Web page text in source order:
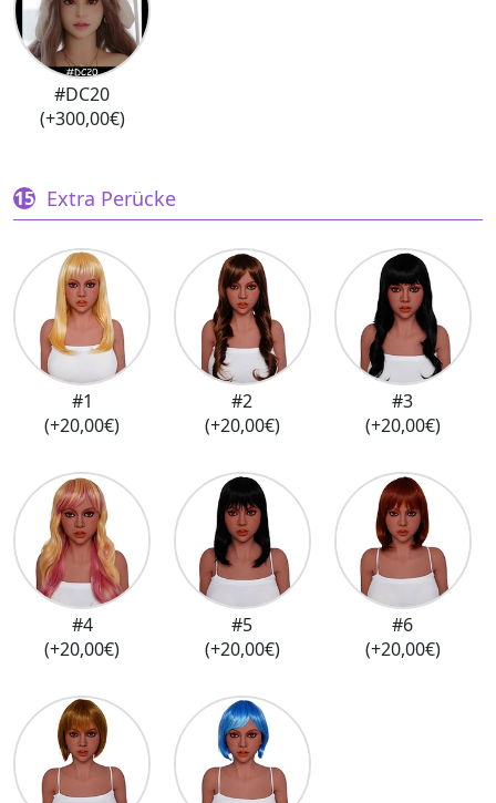
#DC20
(+300,00€)
Extra Perücke
#1
(+20,00€)
#2
(+20,00€)
#3
(+20,00€)
#4
(+20,00€)
#5
(+20,00€)
#6
(+20,00€)